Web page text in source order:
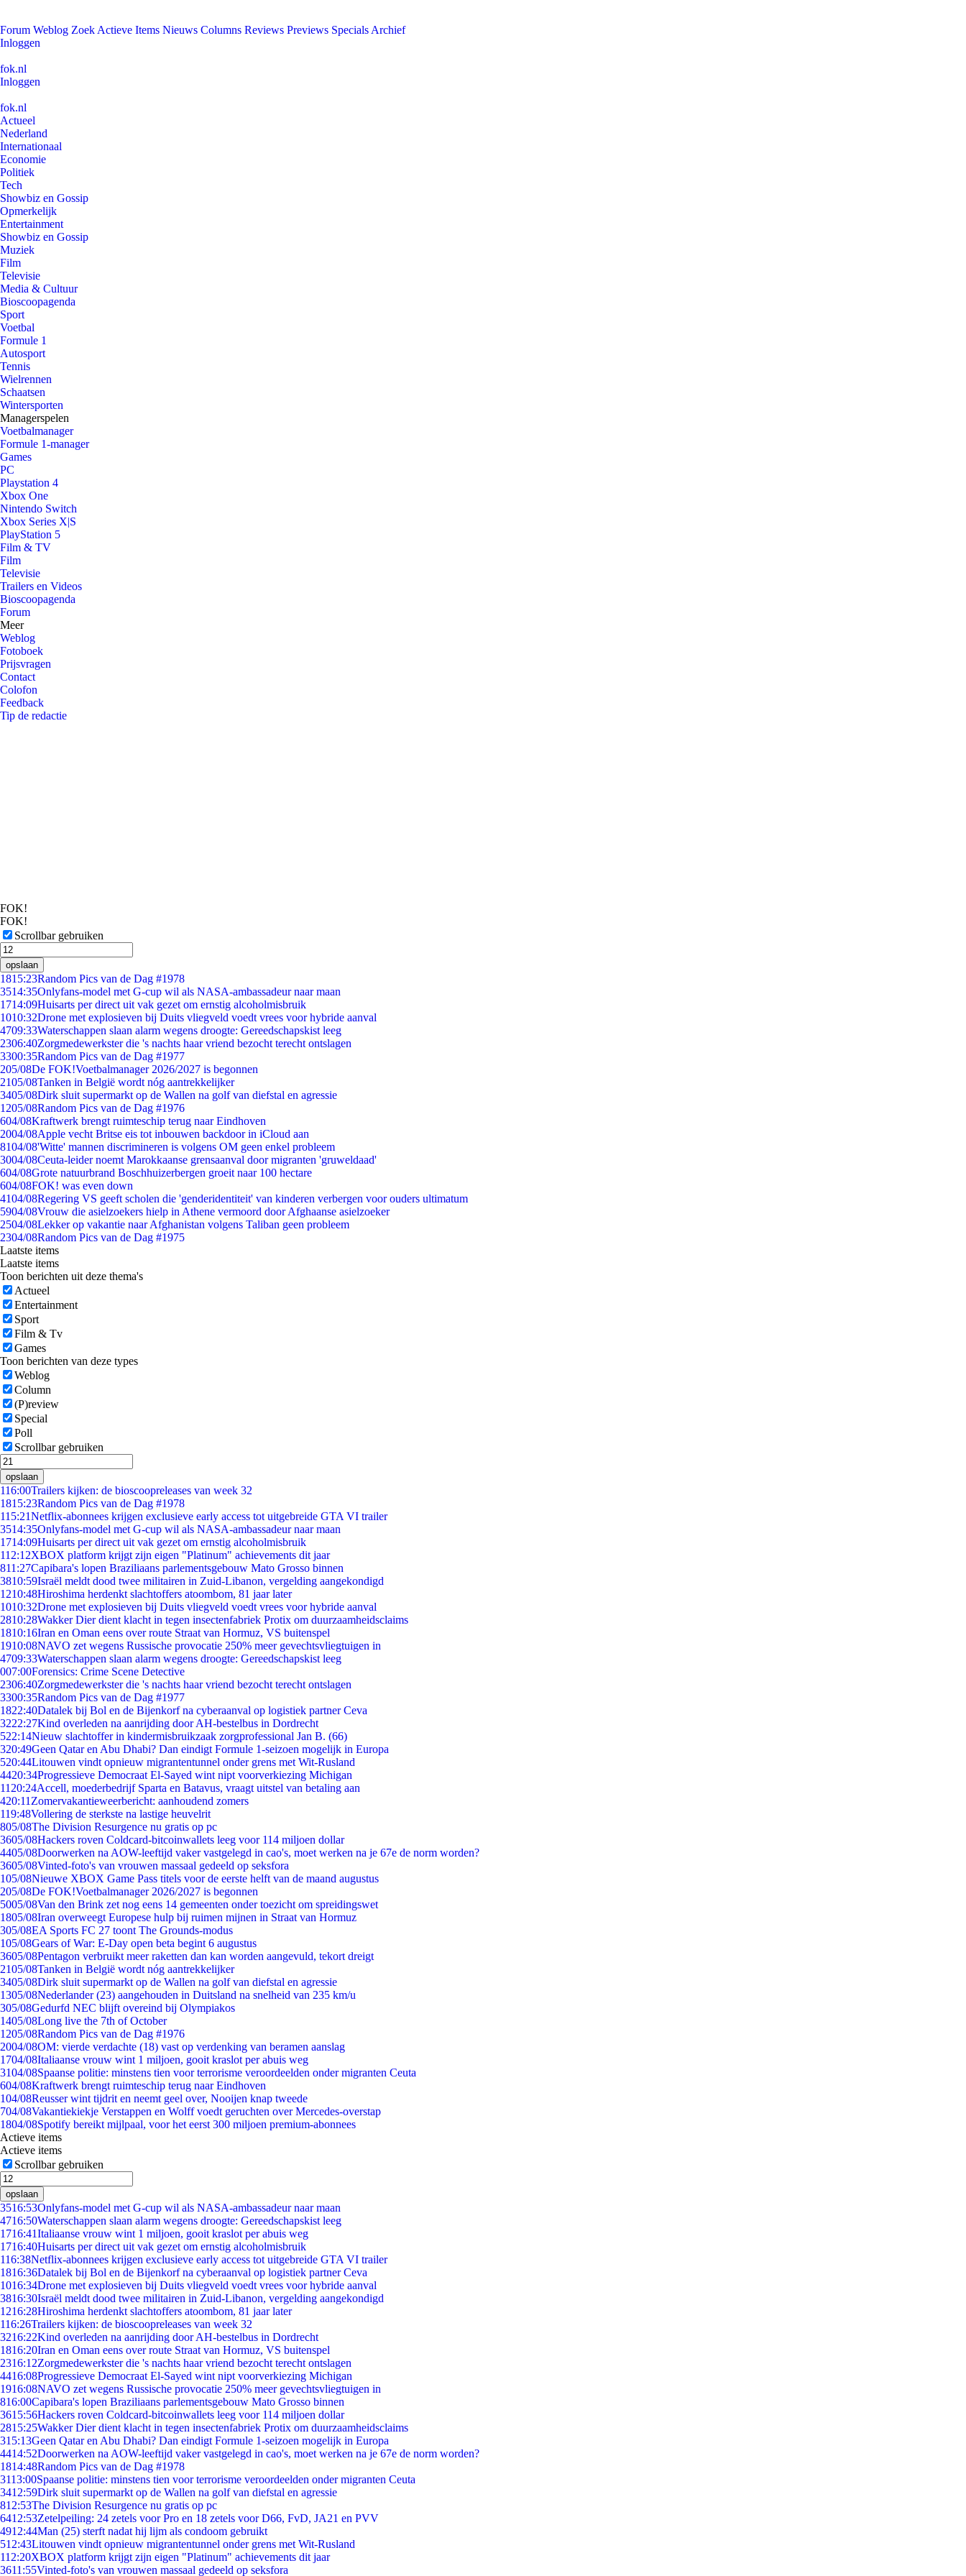
Forum Weblog Zoek Actieve Items Nieuws Columns Reviews Previews Specials Archief
Inloggen
fok.nl
Inloggen
fok.nl
Actueel
Nederland
Internationaal
Economie
Politiek
Tech
Showbiz en Gossip
Opmerkelijk
Entertainment
Showbiz en Gossip
Muziek
Film
Televisie
Media & Cultuur
Bioscoopagenda
Sport
Voetbal
Formule 1
Autosport
Tennis
Wielrennen
Schaatsen
Wintersporten
Managerspelen
Voetbalmanager
Formule 1-manager
Games
PC
Playstation 4
Xbox One
Nintendo Switch
Xbox Series X|S
PlayStation 5
Film & TV
Film
Televisie
Trailers en Videos
Bioscoopagenda
Forum
Meer
Weblog
Fotoboek
Prijsvragen
Contact
Colofon
Feedback
Tip de redactie
FOK!
FOK!
Scrollbar gebruiken
opslaan
1815:23Random Pics van de Dag #1978
3514:35Onlyfans-model met G-cup wil als NASA-ambassadeur naar maan
1714:09Huisarts per direct uit vak gezet om ernstig alcoholmisbruik
1010:32Drone met explosieven bij Duits vliegveld voedt vrees voor hybride aanval
4709:33Waterschappen slaan alarm wegens droogte: Gereedschapskist leeg
2306:40Zorgmedewerkster die 's nachts haar vriend bezocht terecht ontslagen
3300:35Random Pics van de Dag #1977
205/08De FOK!Voetbalmanager 2026/2027 is begonnen
2105/08Tanken in België wordt nóg aantrekkelijker
3405/08Dirk sluit supermarkt op de Wallen na golf van diefstal en agressie
1205/08Random Pics van de Dag #1976
604/08Kraftwerk brengt ruimteschip terug naar Eindhoven
2004/08Apple vecht Britse eis tot inbouwen backdoor in iCloud aan
8104/08'Witte' mannen discrimineren is volgens OM geen enkel probleem
3004/08Ceuta-leider noemt Marokkaanse grensaanval door migranten 'gruweldaad'
604/08Grote natuurbrand Boschhuizerbergen groeit naar 100 hectare
604/08FOK! was even down
4104/08Regering VS geeft scholen die 'genderidentiteit' van kinderen verbergen voor ouders ultimatum
5904/08Vrouw die asielzoekers hielp in Athene vermoord door Afghaanse asielzoeker
2504/08Lekker op vakantie naar Afghanistan volgens Taliban geen probleem
2304/08Random Pics van de Dag #1975
Laatste items
Laatste items
Toon berichten uit deze thema's
Actueel
Entertainment
Sport
Film & Tv
Games
Toon berichten van deze types
Weblog
Column
(P)review
Special
Poll
Scrollbar gebruiken
opslaan
116:00Trailers kijken: de bioscoopreleases van week 32
1815:23Random Pics van de Dag #1978
115:21Netflix-abonnees krijgen exclusieve early access tot uitgebreide GTA VI trailer
3514:35Onlyfans-model met G-cup wil als NASA-ambassadeur naar maan
1714:09Huisarts per direct uit vak gezet om ernstig alcoholmisbruik
112:12XBOX platform krijgt zijn eigen "Platinum" achievements dit jaar
811:27Capibara's lopen Braziliaans parlementsgebouw Mato Grosso binnen
3810:59Israël meldt dood twee militairen in Zuid-Libanon, vergelding aangekondigd
1210:48Hiroshima herdenkt slachtoffers atoombom, 81 jaar later
1010:32Drone met explosieven bij Duits vliegveld voedt vrees voor hybride aanval
2810:28Wakker Dier dient klacht in tegen insectenfabriek Protix om duurzaamheidsclaims
1810:16Iran en Oman eens over route Straat van Hormuz, VS buitenspel
1910:08NAVO zet wegens Russische provocatie 250% meer gevechtsvliegtuigen in
4709:33Waterschappen slaan alarm wegens droogte: Gereedschapskist leeg
007:00Forensics: Crime Scene Detective
2306:40Zorgmedewerkster die 's nachts haar vriend bezocht terecht ontslagen
3300:35Random Pics van de Dag #1977
1822:40Datalek bij Bol en de Bijenkorf na cyberaanval op logistiek partner Ceva
3222:27Kind overleden na aanrijding door AH-bestelbus in Dordrecht
522:14Nieuw slachtoffer in kindermisbruikzaak zorgprofessional Jan B. (66)
320:49Geen Qatar en Abu Dhabi? Dan eindigt Formule 1-seizoen mogelijk in Europa
520:44Litouwen vindt opnieuw migrantentunnel onder grens met Wit-Rusland
4420:34Progressieve Democraat El-Sayed wint nipt voorverkiezing Michigan
11 20:24Accell, moederbedrijf Sparta en Batavus, vraagt uitstel van betaling aan
420:11 Zomervakantieweerbericht: aanhoudend zomers
119:48Vollering de sterkste na lastige heuvelrit
805/08The Division Resurgence nu gratis op pc
3605/08Hackers roven Coldcard-bitcoinwallets leeg voor 114 miljoen dollar
4405/08Doorwerken na AOW-leeftijd vaker vastgelegd in cao's, moet werken na je 67e de norm worden?
3605/08Vinted-foto's van vrouwen massaal gedeeld op seksfora
105/08Nieuwe XBOX Game Pass titels voor de eerste helft van de maand augustus
205/08De FOK!Voetbalmanager 2026/2027 is begonnen
5005/08Van den Brink zet nog eens 14 gemeenten onder toezicht om spreidingswet
1805/08Iran overweegt Europese hulp bij ruimen mijnen in Straat van Hormuz
305/08EA Sports FC 27 toont The Grounds-modus
105/08Gears of War: E-Day open beta begint 6 augustus
3605/08Pentagon verbruikt meer raketten dan kan worden aangevuld, tekort dreigt
2105/08Tanken in België wordt nóg aantrekkelijker
3405/08Dirk sluit supermarkt op de Wallen na golf van diefstal en agressie
1305/08Nederlander (23) aangehouden in Duitsland na snelheid van 235 km/u
305/08Gedurfd NEC blijft overeind bij Olympiakos
1405/08Long live the 7th of October
1205/08Random Pics van de Dag #1976
2004/08OM: vierde verdachte (18) vast op verdenking van beramen aanslag
1704/08Italiaanse vrouw wint 1 miljoen, gooit kraslot per abuis weg
3104/08Spaanse politie: minstens tien voor terrorisme veroordeelden onder migranten Ceuta
604/08Kraftwerk brengt ruimteschip terug naar Eindhoven
104/08Reusser wint tijdrit en neemt geel over, Nooijen knap tweede
704/08Vakantiekiekje Verstappen en Wolff voedt geruchten over Mercedes-overstap
1804/08Spotify bereikt mijlpaal, voor het eerst 300 miljoen premium-abonnees
Actieve items
Actieve items
Scrollbar gebruiken
opslaan
3516:53Onlyfans-model met G-cup wil als NASA-ambassadeur naar maan
4716:50Waterschappen slaan alarm wegens droogte: Gereedschapskist leeg
1716:41Italiaanse vrouw wint 1 miljoen, gooit kraslot per abuis weg
1716:40Huisarts per direct uit vak gezet om ernstig alcoholmisbruik
116:38Netflix-abonnees krijgen exclusieve early access tot uitgebreide GTA VI trailer
1816:36Datalek bij Bol en de Bijenkorf na cyberaanval op logistiek partner Ceva
1016:34Drone met explosieven bij Duits vliegveld voedt vrees voor hybride aanval
3816:30Israël meldt dood twee militairen in Zuid-Libanon, vergelding aangekondigd
1216:28Hiroshima herdenkt slachtoffers atoombom, 81 jaar later
116:26Trailers kijken: de bioscoopreleases van week 32
3216:22Kind overleden na aanrijding door AH-bestelbus in Dordrecht
1816:20Iran en Oman eens over route Straat van Hormuz, VS buitenspel
2316:12Zorgmedewerkster die 's nachts haar vriend bezocht terecht ontslagen
4416:08Progressieve Democraat El-Sayed wint nipt voorverkiezing Michigan
1916:08NAVO zet wegens Russische provocatie 250% meer gevechtsvliegtuigen in
816:00Capibara's lopen Braziliaans parlementsgebouw Mato Grosso binnen
3615:56Hackers roven Coldcard-bitcoinwallets leeg voor 114 miljoen dollar
2815:25Wakker Dier dient klacht in tegen insectenfabriek Protix om duurzaamheidsclaims
315:13Geen Qatar en Abu Dhabi? Dan eindigt Formule 1-seizoen mogelijk in Europa
4414:52Doorwerken na AOW-leeftijd vaker vastgelegd in cao's, moet werken na je 67e de norm worden?
1814:48Random Pics van de Dag #1978
3113:00Spaanse politie: minstens tien voor terrorisme veroordeelden onder migranten Ceuta
3412:59Dirk sluit supermarkt op de Wallen na golf van diefstal en agressie
812:53The Division Resurgence nu gratis op pc
6412:53Zetelpeiling: 24 zetels voor Pro en 18 zetels voor D66, FvD, JA21 en PVV
4912:44Man (25) sterft nadat hij lijm als condoom gebruikt
512:43Litouwen vindt opnieuw migrantentunnel onder grens met Wit-Rusland
112:20XBOX platform krijgt zijn eigen "Platinum" achievements dit jaar
3611:55Vinted-foto's van vrouwen massaal gedeeld op seksfora